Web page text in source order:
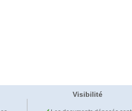
Visibilité